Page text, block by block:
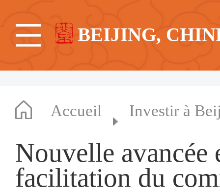
BEIJING,
Accueil Investir à
Nouvelle avancée
facilitation du